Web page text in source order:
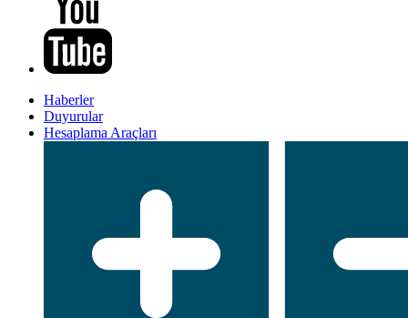
Haberler
Duyurular
Hesaplama Araçları